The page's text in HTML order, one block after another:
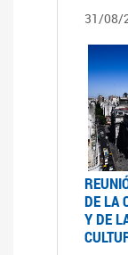
31/08/
DE LA
Y DE